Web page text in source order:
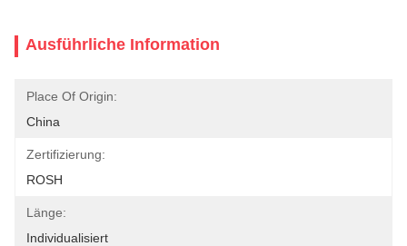
Ausführliche Information
Place Of Origin:
China
Zertifizierung:
ROSH
Länge:
Individualisiert